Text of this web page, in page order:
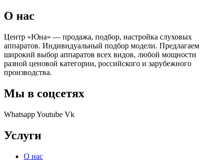
О нас
Центр «Юна» — продажа, подбор, настройка слуховых
аппаратов. Индивидуальный подбор модели. Предлагаем
широкий выбор аппаратов всех видов, любой мощности
разной ценовой категории, российского и зарубежного
производства.
Мы в соцсетях
WhatsappYoutube Vk
Услуги
О нас